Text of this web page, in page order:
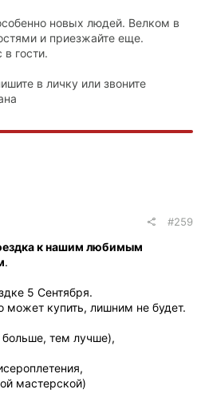
новых людей. Велком в
и приезжайте еще.
гости.
в личку или звоните
#259
к нашим любимым
.
5 Сентября.
может купить, лишним не будет.
тем лучше),
мастерской)